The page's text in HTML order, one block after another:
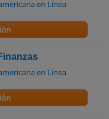
en Línea
en Línea